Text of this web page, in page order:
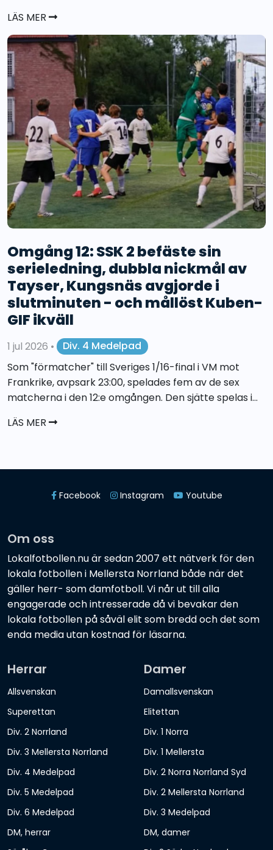
LÄS MER
Omgång 12: SSK 2 befäste sin
serieledning, dubbla nickmål av
Tayser, Kungsnäs avgjorde i
slutminuten - och mållöst Kuben-
GIF ikväll
1 jul 2026 •
Div. 4 Medelpad
Som "förmatcher" till Sveriges 1/16-final i VM mot
Frankrike, avpsark 23:00, spelades fem av de sex
matcherna i den 12:e omgången. Den sjätte spelas i...
LÄS MER
Facebook Instagram Youtube
Om oss
Lokalfotbollen.nu är sedan 2007 ett nätverk för den
lokala fotbollen i Mellersta Norrland både när det
gäller herr- som damfotboll. Vi når ut till alla
engagerade och intresserade då vi bevakar den
lokala fotbollen på såväl elit som bredd och det som
enda media utan kostnad för läsarna.
Herrar
Allsvenskan
Superettan
Div. 2 Norrland
Div. 3 Mellersta Norrland
Div. 4 Medelpad
Div. 5 Medelpad
Div. 6 Medelpad
DM, herrar
Damer
Damallsvenskan
Elitettan
Div. 1 Norra
Div. 1 Mellersta
Div. 2 Norra Norrland Syd
Div. 2 Mellersta Norrland
Div. 3 Medelpad
DM, damer